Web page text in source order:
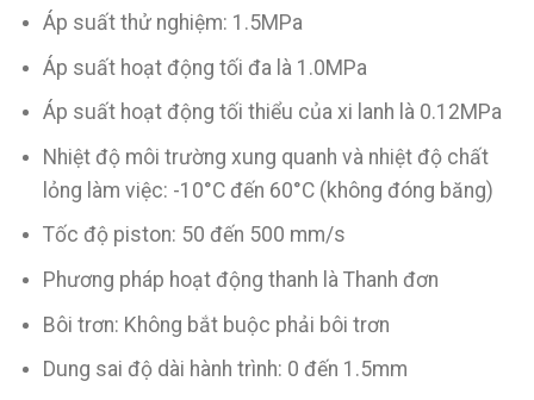
Áp suất thử nghiệm: 1.5MPa
Áp suất hoạt động tối đa là 1.0MPa
Áp suất hoạt động tối thiểu của xi lanh là 0.12MPa
Nhiệt độ môi trường xung quanh và nhiệt độ chất
lỏng làm việc: -10°C đến 60°C (không đóng băng)
Tốc độ piston: 50 đến 500 mm/s
Phương pháp hoạt động thanh là Thanh đơn
Bôi trơn: Không bắt buộc phải bôi trơn
Dung sai độ dài hành trình: 0 đến 1.5mm